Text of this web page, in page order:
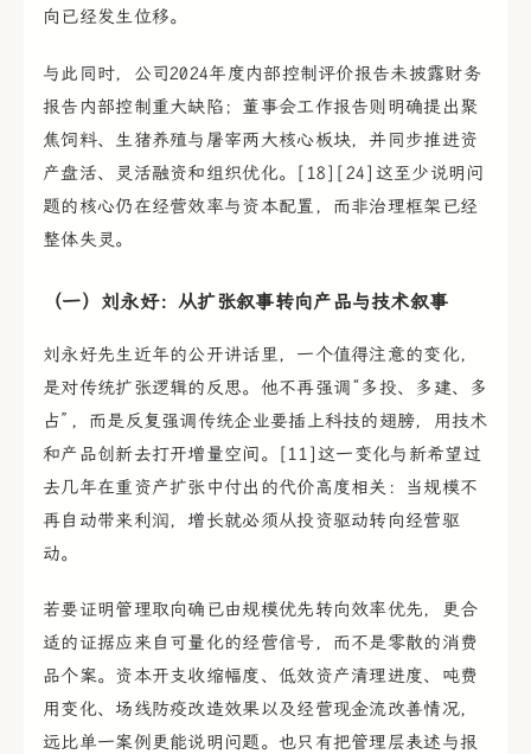
向已经发生位移。
与此同时，公司2024年度内部控制评价报告未披露财务
报告内部控制重大缺陷；董事会工作报告则明确提出聚
焦饲料、生猪养殖与屠宰两大核心板块，并同步推进资
产盘活、灵活融资和组织优化。[18][24]这至少说明问
题的核心仍在经营效率与资本配置，而非治理框架已经
整体失灵。
（一）刘永好：从扩张叙事转向产品与技术叙事
刘永好先生近年的公开讲话里，一个值得注意的变化，
是对传统扩张逻辑的反思。他不再强调“多投、多建、多
占”，而是反复强调传统企业要插上科技的翅膀，用技术
和产品创新去打开增量空间。[11]这一变化与新希望过
去几年在重资产扩张中付出的代价高度相关：当规模不
再自动带来利润，增长就必须从投资驱动转向经营驱
动。
若要证明管理取向确已由规模优先转向效率优先，更合
适的证据应来自可量化的经营信号，而不是零散的消费
品个案。资本开支收缩幅度、低效资产清理进度、吨费
用变化、场线防疫改造效果以及经营现金流改善情况，
远比单一案例更能说明问题。也只有把管理层表述与报